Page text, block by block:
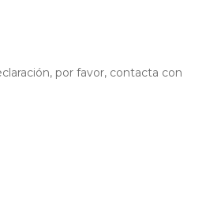
por favor, contacta con